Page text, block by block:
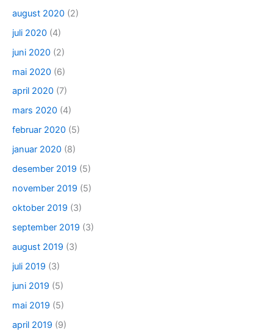
august 2020 (2)
juli 2020 (4)
juni 2020 (2)
mai 2020 (6)
april 2020 (7)
mars 2020 (4)
februar 2020 (5)
januar 2020 (8)
desember 2019 (5)
november 2019 (5)
oktober 2019 (3)
september 2019 (3)
august 2019 (3)
juli 2019 (3)
juni 2019 (5)
mai 2019 (5)
april 2019 (9)